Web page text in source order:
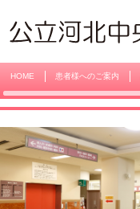
HOME 患者様へのご案内